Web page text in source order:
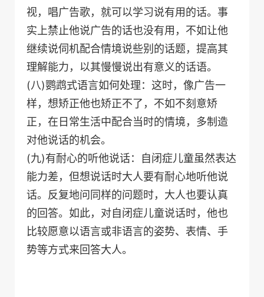
视，唱广告歌，就可以学习说有用的话。事
实上禁止他说广告的话也没有用，不如让他
继续说伺机配合情境说些别的话题，提高其
理解能力，以其慢慢说出有意义的话语。
(八)鹦鹉式语言如何处理：这时，像广告一
样，想矫正他也矫正不了，不如不刻意矫
正，在日常生活中配合当时的情境，多制造
对他说话的机会。
(九)有耐心的听他说话：自闭症儿童虽然表达
能力差，但想说话时大人要有耐心地听他说
话。反复地问同样的问题时，大人也要认真
的回答。如此，对自闭症儿童说话时，他也
比较愿意以语言或非语言的姿势、表情、手
势等方式来回答大人。